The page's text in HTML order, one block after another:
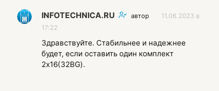
INFOTECHNICA.RU автор
11.06.2023 в
17:22
Здравствуйте. Стабильнее и надежнее
будет, если оставить один комплект
2х16(32BG).